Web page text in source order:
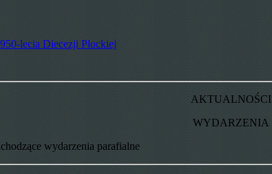
lecia Diecezji Płockiej
AKTUALNOŚCI
WYDARZENIA
wydarzenia parafialne